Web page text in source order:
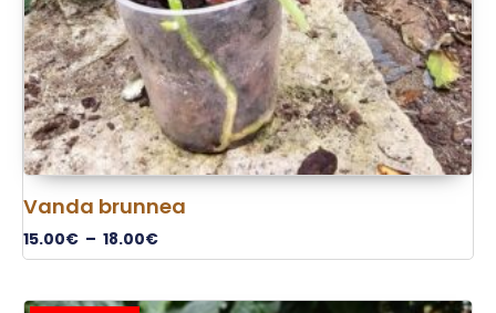
Vanda brunnea
15.00€ – 18.00€